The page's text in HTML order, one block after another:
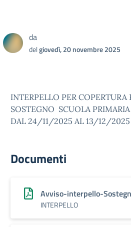
da
delgiovedì, 20 novembre 2025
INTERPELLO PER
SOSTEGNO SCUOLA
DAL 24/11/2025 AL 13/12/2025
Documenti
Avviso-interpello-
INTERPELLO